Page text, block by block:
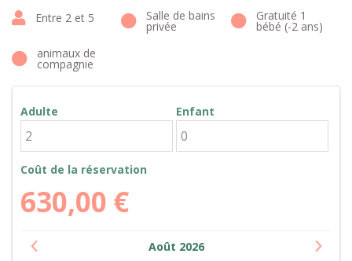
Entre 2 et 5 Salle de bains
privée
Gratuité 1
bébé (-2 ans)
animaux de
compagnie
Adulte Enfant
Coût de la réservation
630,00 €
Août 2026